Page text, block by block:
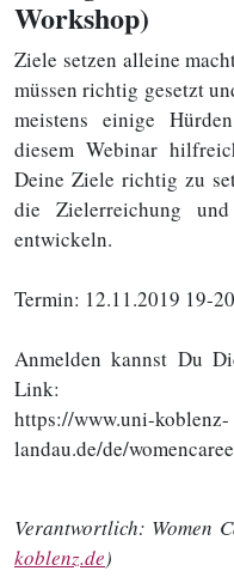
Workshop)
Ziele setzen alleine
müssen richtig gesetzt
meistens einige
diesem Webinar
Deine Ziele richtig zu
die Zielerreichung
entwickeln.
Termin: 12.11.2019 19-
Anmelden kannst Du
Link:
https://www.uni-koblenz-
landau.de/de/
Verantwortlich: Women
koblenz.de)